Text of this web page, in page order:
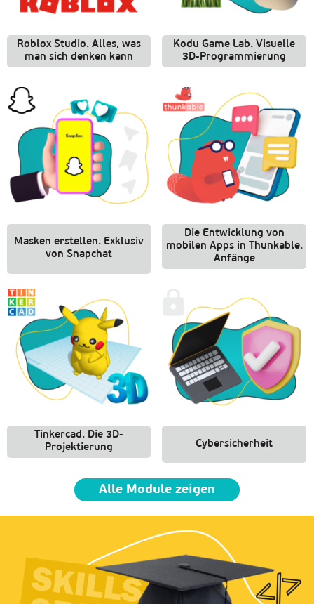
Roblox Studio. Alles, was
man sich denken kann
Kodu Game Lab. Visuelle
3D-Programmierung
Masken erstellen. Exklusiv
von Snapchat
Die Entwicklung von
mobilen Apps in Thunkable.
Anfänge
Tinkercad. Die 3D-
Projektierung
Cybersicherheit
Alle Module zeigen